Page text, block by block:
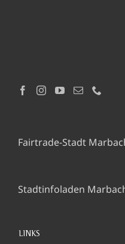
Fairtrade-Stadt
Stadtinfoladen
LINKS